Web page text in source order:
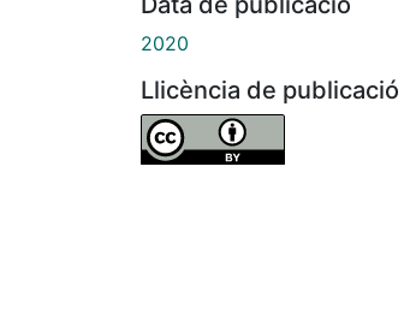
2020
Llicència de publicació